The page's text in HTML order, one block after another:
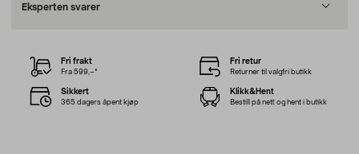
Eksperten svarer
Fri frakt
Fra 599,–*
Fri retur
Returner til valgfri butikk
Sikkert
365 dagers åpent kjøp
Klikk&Hent
Bestill på nett og hent i butikk